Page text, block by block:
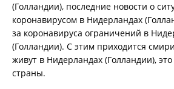
(Голландии), последние новости о
коронавирусом в Нидерландах
за коронавируса ограничений в
(Голландии). С этим приходится
живут в Нидерландах (Голландии),
страны.